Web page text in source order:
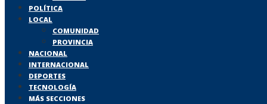
POLÍTICA
LOCAL
COMUNIDAD
PROVINCIA
NACIONAL
INTERNACIONAL
DEPORTES
TECNOLOGÍA
MÁS SECCIONES